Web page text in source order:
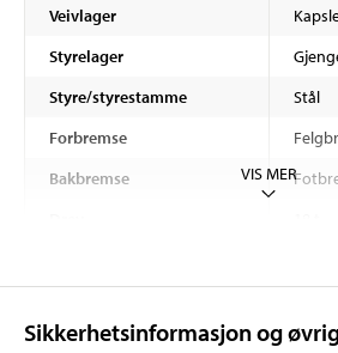
Veivlager
Styrelager
Styre/styrestamme
Stål
Forbremse
Bakbremse
Dekk
40-
VIS MER
Sikkerhetsinformasjon og